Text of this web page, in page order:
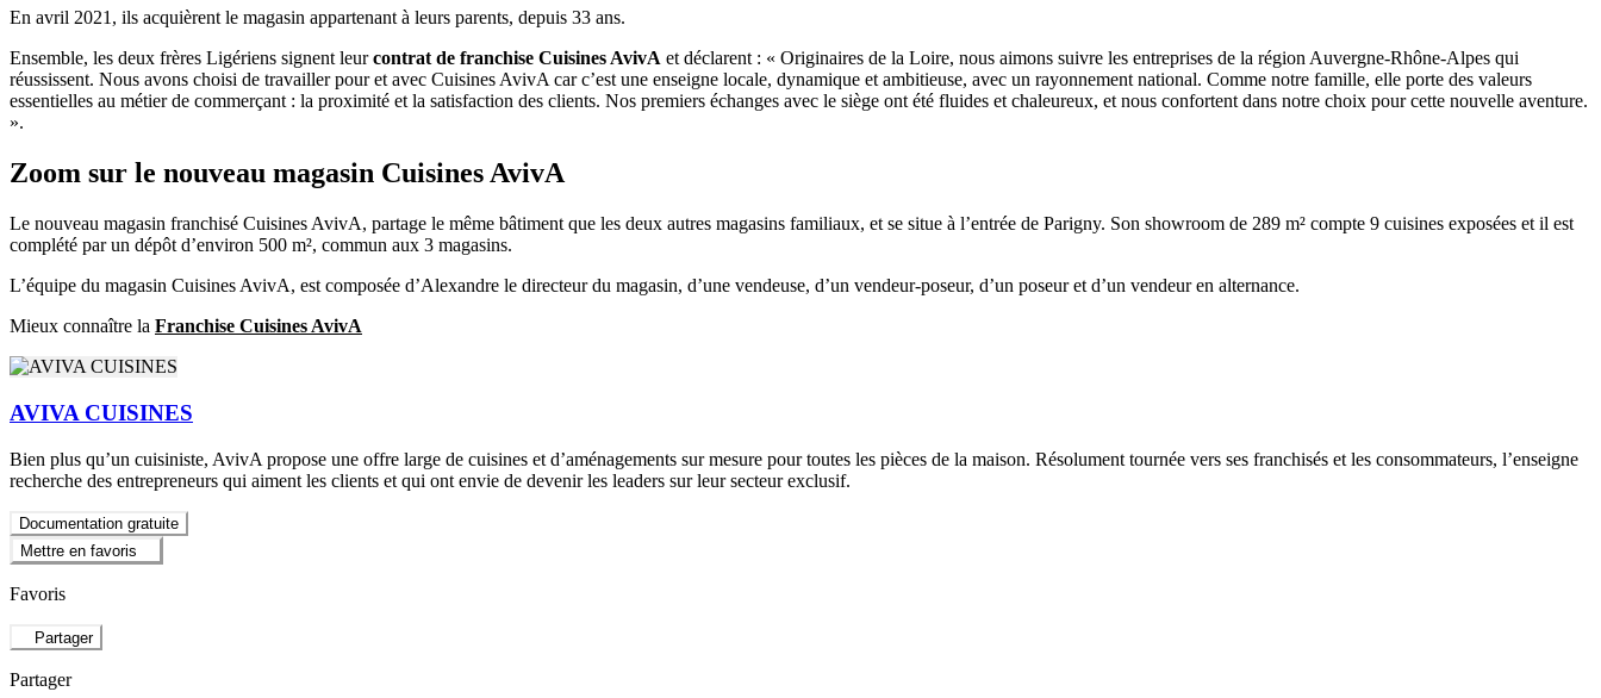
En avril 2021, ils acquièrent le magasin appartenant à leurs parents, depuis 33 ans.
Ensemble, les deux frères Ligériens signent leurcontrat de franchise Cuisines AvivA et déclarent : « Originaires de la Loire, nous aimons suivre les entreprises de la région Auvergne-Rhône-Alpes qui
réussissent. Nous avons choisi de travailler pour et avec Cuisines AvivA car c’est une enseigne locale, dynamique et ambitieuse, avec un rayonnement national. Comme notre famille, elle porte des valeurs
essentielles au métier de commerçant : la proximité et la satisfaction des clients. Nos premiers échanges avec le siège ont été fluides et chaleureux, et nous confortent dans notre choix pour cette nouvelle aventure.
».
Zoom sur le nouveau magasin Cuisines AvivA
Le nouveau magasin franchisé Cuisines AvivA, partage le même bâtiment que les deux autres magasins familiaux, et se situe à l’entrée de Parigny. Son showroom de 289 m² compte 9 cuisines exposées et il est
complété par un dépôt d’environ 500 m², commun aux 3 magasins.
L’équipe du magasin Cuisines AvivA, est composée d’Alexandre le directeur du magasin, d’une vendeuse, d’un vendeur-poseur, d’un poseur et d’un vendeur en alternance.
Mieux connaître la Franchise Cuisines AvivA
AVIVA CUISINES
Bien plus qu’un cuisiniste, AvivA propose une offre large de cuisines et d’aménagements sur mesure pour toutes les pièces de la maison. Résolument tournée vers ses franchisés et les consommateurs, l’enseigne
recherche des entrepreneurs qui aiment les clients et qui ont envie de devenir les leaders sur leur secteur exclusif.
Documentation gratuite
Mettre en favoris
Favoris
Partager
Partager